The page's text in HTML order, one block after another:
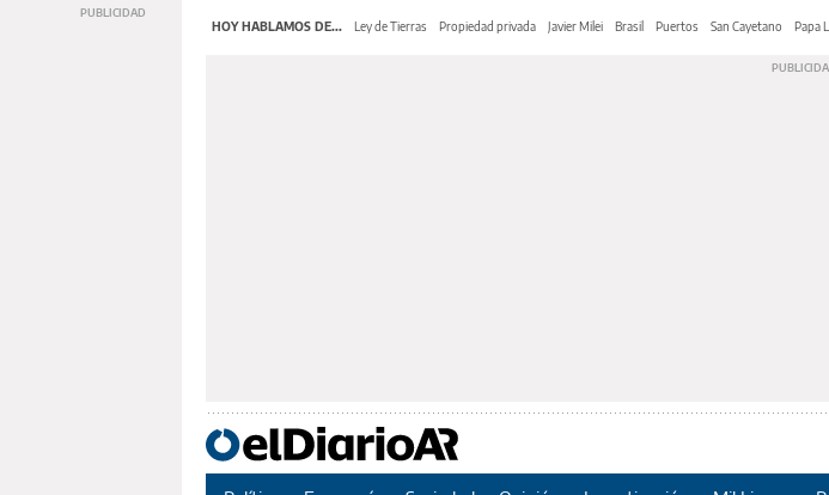
HOY HABLAMOS DE... Ley de Tierras Propiedad privada Javier Milei Brasil Puertos San Cayetano Papa